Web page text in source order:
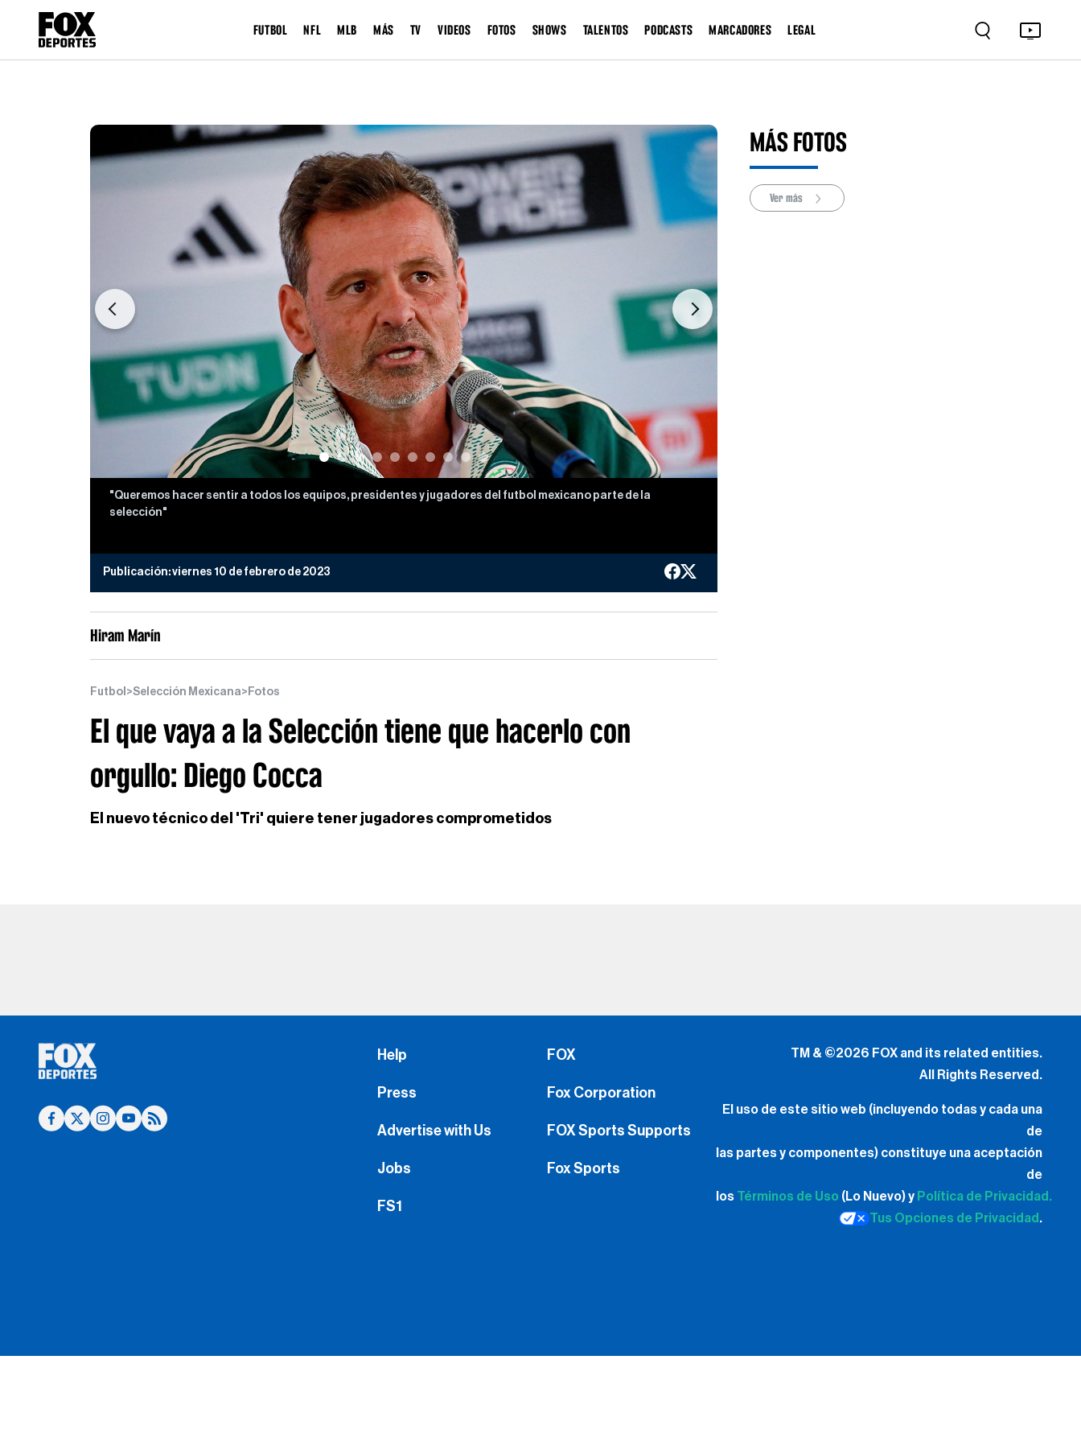
FUTBOL NFL MLB MÁS TV VIDEOS FOTOS SHOWS TALENTOS PODCASTS MARCADORES LEGAL
Previous Next
"Queremos hacer sentir a todos los equipos, presidentes y jugadores del futbol mexicano parte de la
selección"
Publicación:viernes 10 de febrero de 2023
Hiram Marín
Futbol >Selección Mexicana> Fotos
El que vaya a la Selección tiene que hacerlo con
orgullo: Diego Cocca
El nuevo técnico del 'Tri' quiere tener jugadores comprometidos
MÁS FOTOS
Ver más
Help
Press
Advertise with Us
Jobs
FS1
FOX
Fox Corporation
FOX Sports Supports
Fox Sports
TM & ©2026 FOX and its related entities.
All Rights Reserved.
El uso de este sitio web (incluyendo todas y cada una
de
las partes y componentes) constituye una aceptación
de
los Términos de Uso (Lo Nuevo) y Política de Privacidad.
Tus Opciones de Privacidad .